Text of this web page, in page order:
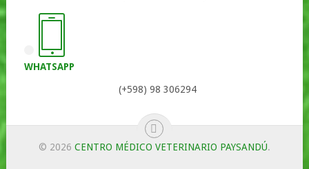
WHATSAPP
(+598) 98 306294
© 2026 CENTRO MÉDICO VETERINARIO PAYSANDÚ.